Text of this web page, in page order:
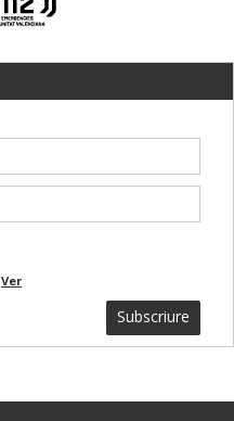
Ver
Subscriure